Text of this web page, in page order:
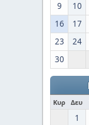
9
10
16
17
23
24
30
Κυρ Δευ
1